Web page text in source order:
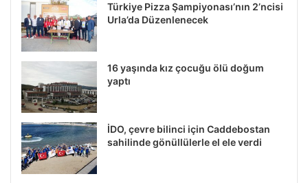
Türkiye Pizza Şampiyonası’nın 2’ncisi
Urla’da Düzenlenecek
16 yaşında kız çocuğu ölü doğum
yaptı
İDO, çevre bilinci için Caddebostan
sahilinde gönüllülerle el ele verdi